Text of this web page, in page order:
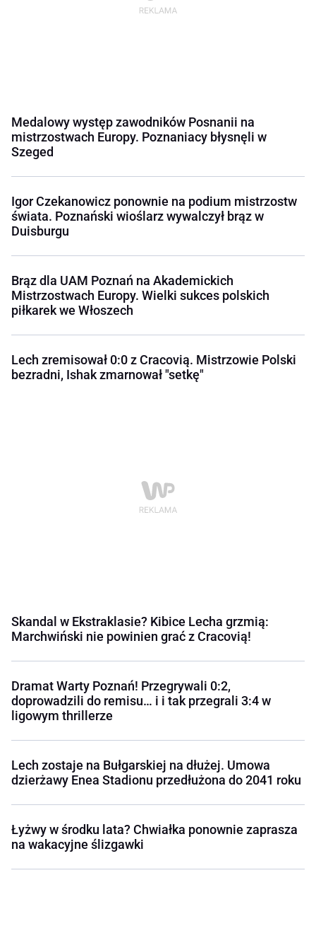
Medalowy występ zawodników Posnanii na
mistrzostwach Europy. Poznaniacy błysnęli w
Szeged
Igor Czekanowicz ponownie na podium mistrzostw
świata. Poznański wioślarz wywalczył brąz w
Duisburgu
Brąz dla UAM Poznań na Akademickich
Mistrzostwach Europy. Wielki sukces polskich
piłkarek we Włoszech
Lech zremisował 0:0 z Cracovią. Mistrzowie Polski
bezradni, Ishak zmarnował "setkę"
Skandal w Ekstraklasie? Kibice Lecha grzmią:
Marchwiński nie powinien grać z Cracovią!
Dramat Warty Poznań! Przegrywali 0:2,
doprowadzili do remisu… i i tak przegrali 3:4 w
ligowym thrillerze
Lech zostaje na Bułgarskiej na dłużej. Umowa
dzierżawy Enea Stadionu przedłużona do 2041 roku
Łyżwy w środku lata? Chwiałka ponownie zaprasza
na wakacyjne ślizgawki